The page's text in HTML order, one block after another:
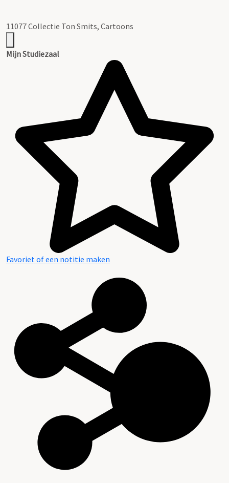
11077 Collectie Ton Smits, Cartoons
Mijn Studiezaal
Favoriet of een notitie maken